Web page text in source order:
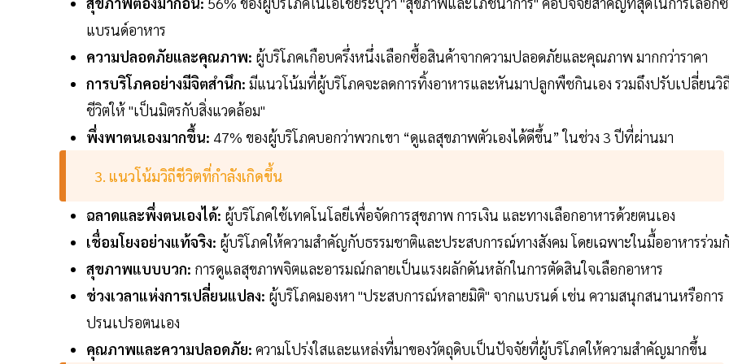
แบรนด์อาหาร
ความปลอดภัยและคุณภาพ: ผู้บริโภคเกือบครึ่งหนึ่งเลือกซื้อสินค้าจากความปลอดภัยและคุณภาพ มากกว่าราคา
การบริโภคอย่างมีจิตสำนึก: มีแนวโน้มที่ผู้บริโภคจะลดการทิ้งอาหารและหันมาปลูกพืชกินเอง รวมถึงปรับเปลี่ยนวิถี
ชีวิตให้ "เป็นมิตรกับสิ่งแวดล้อม"
พึ่งพาตนเองมากขึ้น: 47% ของผู้บริโภคบอกว่าพวกเขา “ดูแลสุขภาพตัวเองได้ดีขึ้น” ในช่วง 3 ปีที่ผ่านมา
3. แนวโน้มวิถีชีวิตที่กำลังเกิดขึ้น
ฉลาดและพึ่งตนเองได้: ผู้บริโภคใช้เทคโนโลยีเพื่อจัดการสุขภาพ การเงิน และทางเลือกอาหารด้วยตนเอง
เชื่อมโยงอย่างแท้จริง: ผู้บริโภคให้ความสำคัญกับธรรมชาติและประสบการณ์ทางสังคม โดยเฉพาะในมื้ออาหารร่วม
สุขภาพแบบบวก: การดูแลสุขภาพจิตและอารมณ์กลายเป็นแรงผลักดันหลักในการตัดสินใจเลือกอาหาร
ช่วงเวลาแห่งการเปลี่ยนแปลง: ผู้บริโภคมองหา "ประสบการณ์หลายมิติ" จากแบรนด์ เช่น ความสนุกสนานหรือการ
ปรนเปรอตนเอง
คุณภาพและความปลอดภัย: ความโปร่งใสและแหล่งที่มาของวัตถุดิบเป็นปัจจัยที่ผู้บริโภคให้ความสำคัญมากขึ้น